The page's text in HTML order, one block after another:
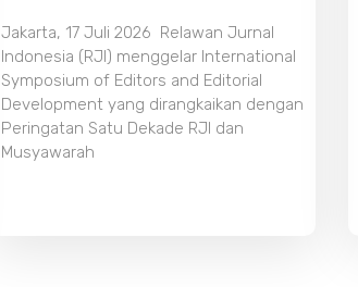
Jakarta, 17 Juli 2026 Relawan Jurnal
Indonesia (RJI) menggelar International
Symposium of Editors and Editorial
Development yang dirangkaikan dengan
Peringatan Satu Dekade RJI dan
Musyawarah